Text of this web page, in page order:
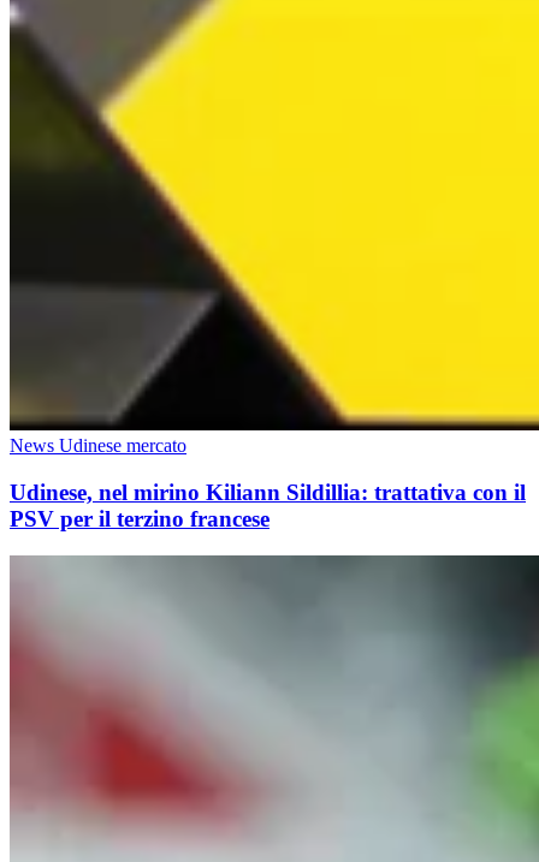
News Udinese mercato
Udinese, nel mirino Kiliann Sildillia: trattativa con il
PSV per il terzino francese